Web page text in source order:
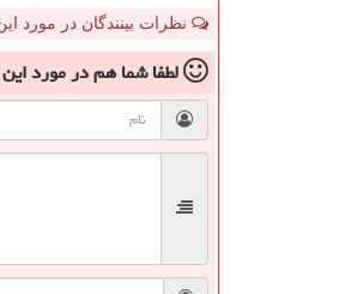
نظرات بینندگان در مورد
لطفا شما همدر مورد